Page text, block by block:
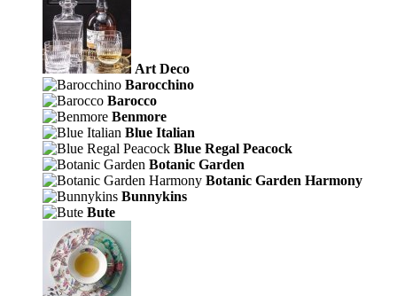
Art Deco
Barocchino
Barocco
Benmore
Blue Italian
Blue Regal Peacock
Botanic Garden
Botanic Garden Harmony
Bunnykins
Bute